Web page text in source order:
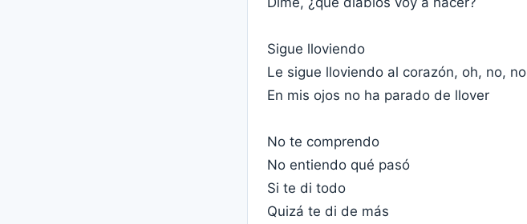
Sigue lloviendo
Le sigue lloviendo al corazón, oh, no, no
En mis ojos no ha parado de llover
No te comprendo
No entiendo qué pasó
Si te di todo
Quizá te di de más